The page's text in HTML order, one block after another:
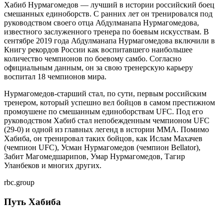
Хабиб Нурмагомедов — лучший в истории российский боец
смешанных единоборств. С ранних лет он тренировался под
руководством своего отца Абдулманапа Нурмагомедова,
известного заслуженного тренера по боевым искусствам. В
сентябре 2019 года Абдулманапа Нурмагомедова включили в
Книгу рекордов России как воспитавшего наибольшее
количество чемпионов по боевому самбо. Согласно
официальным данным, он за свою тренерскую карьеру
воспитал 18 чемпионов мира.
Нурмагомедов-старший стал, по сути, первым российским
тренером, который успешно вел бойцов в самом престижном
промоушене по смешанным единоборствам UFC. Под его
руководством Хабиб стал непобежденным чемпионом UFC
(29-0) и одной из главных легенд в истории ММА. Помимо
Хабиба, он тренировал таких бойцов, как Ислам Махачев
(чемпион UFC), Усман Нурмагомедов (чемпион Bellator),
Забит Магомедшарипов, Умар Нурмагомедов, Тагир
Уланбеков и многих других.
rbc.group
Путь Хабиба